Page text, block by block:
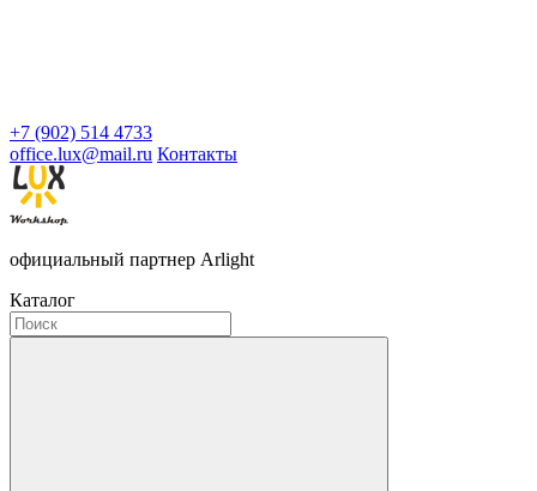
+7 (902) 514 4733
office.lux@mail.ru Контакты
официальный партнер Arlight
Каталог